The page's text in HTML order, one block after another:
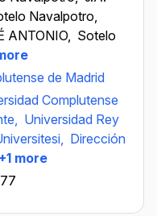
Navalpotro,
ANTONIO, Sotelo
de Madrid
Complutense
Universidad Rey
Dirección
+1 more